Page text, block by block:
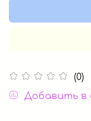
(0)
Добавить в